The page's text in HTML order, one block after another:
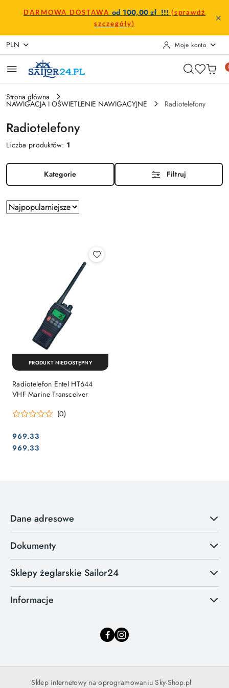
Przejdź do treści głównej
Przejdź do wyszukiwarki
Przejdź do moje konto
Przejdź do menu głównego
Przejdź do stopki
DARMOWA DOSTAWA od 100,00 zł !!! (sprawdź
szczegóły)
PLN Moje konto
Strona główna
NAWIGACJA I OŚWIETLENIE NAWIGACYJNE Radiotelefony
Radiotelefony
Liczba produktów: 1
Kategorie Filtruj
Zastosowano
sortowanie:
Sortuj
według
Radiotelefon Entel HT644
VHF Marine Transceiver
(0)
Cena:
969.33
Cena:
969.33
PRODUKT NIEDOSTĘPNY
Dane adresowe
Dokumenty
Sklepy żeglarskie Sailor24
Informacje
Sklep internetowy na oprogramowaniu Sky-Shop.pl